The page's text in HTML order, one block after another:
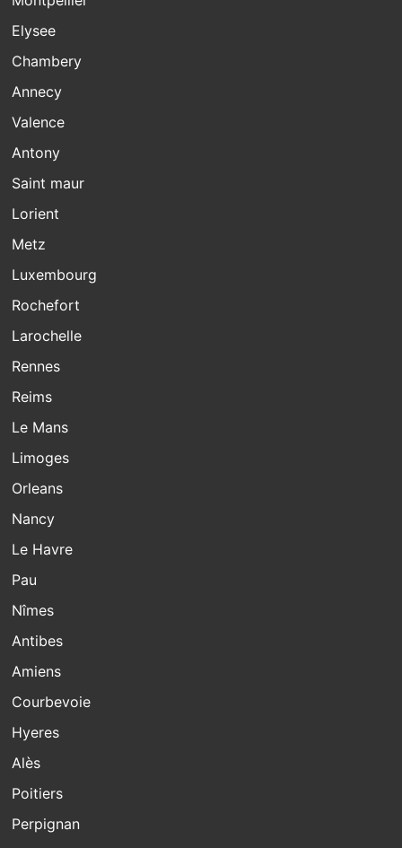
Elysee
Chambery
Annecy
Valence
Antony
Saint maur
Lorient
Metz
Luxembourg
Rochefort
Larochelle
Rennes
Reims
Le Mans
Limoges
Orleans
Nancy
Le Havre
Pau
Nîmes
Antibes
Amiens
Courbevoie
Hyeres
Alès
Poitiers
Perpignan